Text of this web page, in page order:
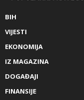
BIH
VIJESTI
EKONOMIJA
IZ MAGAZINA
DOGAĐAJI
FINANSIJE